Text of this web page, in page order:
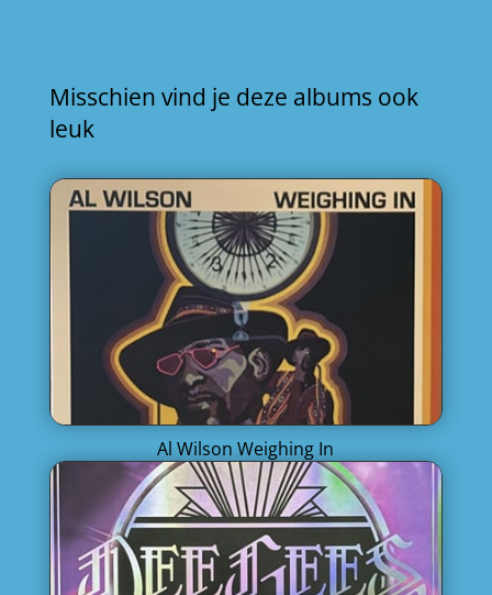
Misschien vind je deze albums ook
leuk
Al Wilson Weighing In